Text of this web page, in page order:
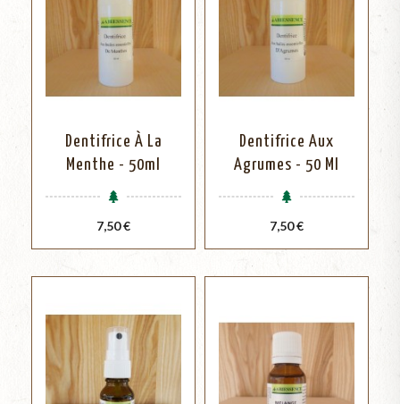
Dentifrice À La
Menthe - 50ml
Prix
7,50 €
Dentifrice Aux
Agrumes - 50 Ml
Prix
7,50 €